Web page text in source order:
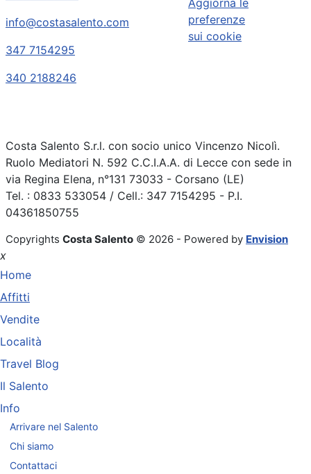
info@costasalento.com
347 7154295
340 2188246
Aggiorna le
preferenze
sui cookie
Costa Salento S.r.l. con socio unico Vincenzo Nicolì.
Ruolo Mediatori N. 592 C.C.I.A.A. di Lecce con sede in
via Regina Elena, n°131 73033 - Corsano (LE)
Tel. : 0833 533054 / Cell.: 347 7154295 - P.I.
04361850755
Copyrights Costa Salento © 2026 - Powered by Envision
x
Home
Affitti
Vendite
Località
Travel Blog
Il Salento
Info
Arrivare nel Salento
Chi siamo
Contattaci